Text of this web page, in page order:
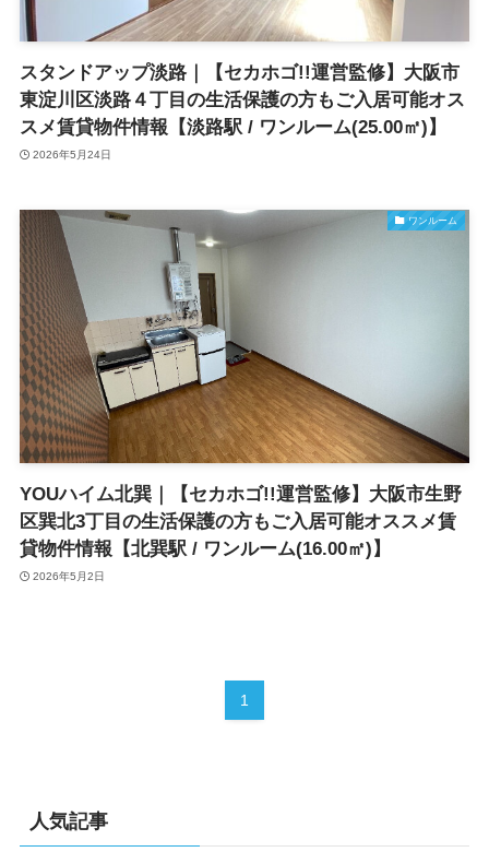
スタンドアップ淡路｜【セカホゴ!!運営監修】大阪市
東淀川区淡路４丁目の生活保護の方もご入居可能オス
スメ賃貸物件情報【淡路駅 / ワンルーム(25.00㎡)】
2026年5月24日
ワンルーム
YOUハイム北巽｜【セカホゴ!!運営監修】大阪市生野
区巽北3丁目の生活保護の方もご入居可能オススメ賃
貸物件情報【北巽駅 / ワンルーム(16.00㎡)】
2026年5月2日
1
人気記事